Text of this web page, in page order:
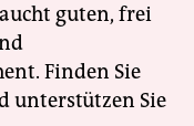
guten, frei
Finden Sie
unterstützen Sie